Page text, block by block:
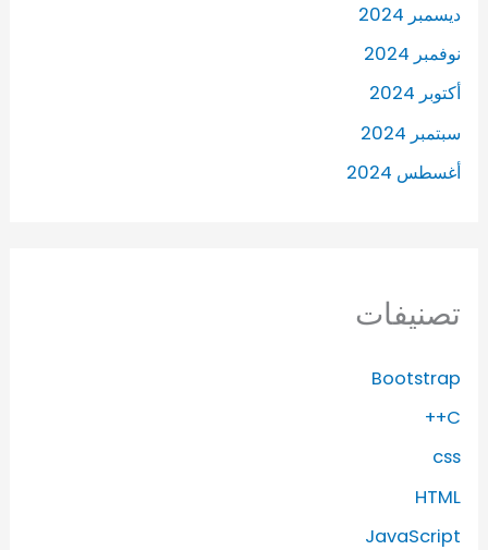
ديسمبر 2024
نوفمبر 2024
أكتوبر 2024
سبتمبر 2024
أغسطس 2024
تصنيفات
Bootstrap
C++
css
HTML
JavaScript